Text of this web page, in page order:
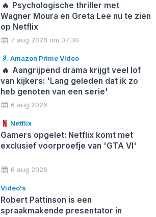
🔥 Psychologische thriller met
Wagner Moura en Greta Lee nu te zien
op Netflix
7 aug 2026 om 07:30
Amazon Prime Video
🔥 Aangrijpend drama krijgt veel lof
van kijkers: 'Lang geleden dat ik zo
heb genoten van een serie'
6 aug 2026
Netflix
Gamers opgelet: Netflix komt met
exclusief voorproefje van 'GTA VI'
6 aug 2026
Video's
Robert Pattinson is een
spraakmakende presentator in